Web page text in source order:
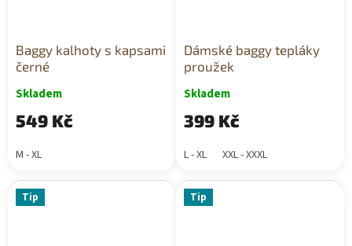
Baggy kalhoty s kapsami
černé
Skladem
549 Kč
M - XL
Dámské baggy tepláky
proužek
Skladem
399 Kč
L - XL XXL - XXXL
Tip Tip